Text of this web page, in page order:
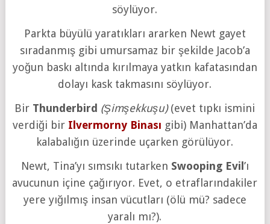
söylüyor.
Parkta büyülü yaratıkları ararken Newt gayet
sıradanmış gibi umursamaz bir şekilde Jacob’a
yoğun baskı altında kırılmaya yatkın kafatasından
dolayı kask takmasını söylüyor.
Bir Thunderbird (Şimşekkuşu)(evet tıpkı ismini
verdiği bir Ilvermorny Binası gibi) Manhattan’da
kalabalığın üzerinde uçarken görülüyor.
Newt, Tina’yı sımsıkı tutarken Swooping Evil ’ı
avucunun içine çağırıyor. Evet, o etraflarındakiler
yere yığılmış insan vücutları (ölü mü? sadece
yaralı mı?).